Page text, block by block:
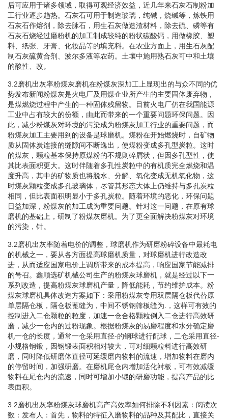
后可应用于诸多领域，取得可观经济效益，近几年来石灰石制粉加
工行业逐步趋热。石灰石可用于制造玻璃，纯碱，烧碱等，炼铁用
石灰石作熔剂，除去脉石，用生石灰做造渣材料，除去硫、磷等有
石灰石烧经过磨粉机的加工制成较纯的粉状碳酸钙，用做橡胶、塑
料、纸张、牙膏、化妆品等的填充料。在农业方面上，用生石灰配
制石灰硫黄合剂、波尔多液等农药。土壤中施用熟石灰可中和土壤
的酸性、改。
3.2磨机出灰率粉煤灰磨机在粉煤灰深加工上显现出的与众不同的优
势发布新闻粉煤灰是火电厂及用煤企业所产生的主要固体废弃物，
是煤燃烧过程中产生的一种固体残留物。目前火电厂仍在我国能源
工业中占有较大的份额，由此而带来的一个重要问题环保问题。因
此，减少粉煤灰对环境的污染成为粉煤灰加工行业的重要问题，而
粉煤灰加工主要用到的设备是球磨机。煤粉在开始燃烧时，自矿物
质从固体炭连接的缝隙间不断逸出，使煤粉变成多孔型炭粒。这时
的煤灰，颗粒基本保持原煤粉的不规则碎屑状，但因多孔型性，使
其比表面积更大。这时伴随着多孔性炭粒中的有机质完全燃烧和温
度升高，其中的矿物质也将脱水、分解、氧化变成无机氧化物，这
时煤灰颗粒变成多孔玻璃体，尽管其形态大体上仍维持与多孔炭粒
相同，但比表面积明显小于多孔炭粒。随着环境的恶化，环保问题
日益加深，粉煤灰的加工成为重要问题。针对这一问题，在原有球
磨机的基础上，研制了粉煤灰磨机。为了更全面解决粉煤灰对环境
的污染，针。
3.2磨机出灰率随着电价的调整，球磨机作为研磨粉碎设备中最耗电
的机械之一，要从各方面提高球磨机质量，对球磨机进行改造改
进，从而适应国家电价上调所带来的成本提高，响应国家节能减排
的号召。鑫顺选矿机械公司生产的粉煤灰球磨机，就是经过以下一
系列改造，提高粉煤灰球磨机产量，降低能耗，节约维护成本。粉
煤灰球磨机具体改造方案如下：采用粉煤灰专用双层隔仓板代替原
单层隔仓板，隔仓板蓖缝为，中间不锈钢筛板缝为.，这样可有效的
控制进入二仓颗粒的粒度，加速一仓合格颗粒倒入二仓进行高效研
磨，减少一仓内的过粉现象。根据粉煤灰的易磨程度和水分确定磨
机一仓的长度，通常一仓采用直径-的钢球进行配球，二仓采用直径-
小规格钢锻，因钢锻表面积相对较大，可对细颗粒料进行高效研
磨，同时降低研磨体直径可延缓磨内物料的流速，增加物料在磨内
的停留时间，加强研磨。在磨机尾仓内增加活化衬板，可有效减缓
物料在尾仓内的流速，同时可增加小锻的研磨功能，提高产品的比
表面积。
3.2磨机出灰率粉煤灰球磨机高产高效率如何排除不利因素：阅读次
数：发布人：首先，物料的特征入磨物料的品种及其配比，直接关